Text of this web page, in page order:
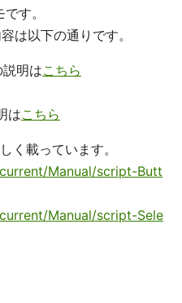
す。
は以下の通りです。
明はこちら
はこちら
く載っています。
Manual/script-Butt
Manual/script-Sele